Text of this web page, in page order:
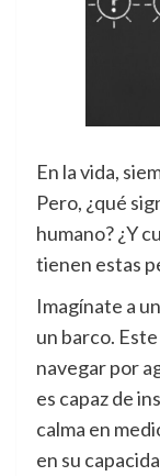
En la vida,
Pero, ¿qué
humano? ¿Y
tienen estas
Imagínate a
un barco.
navegar por
es capaz de
calma en
en su